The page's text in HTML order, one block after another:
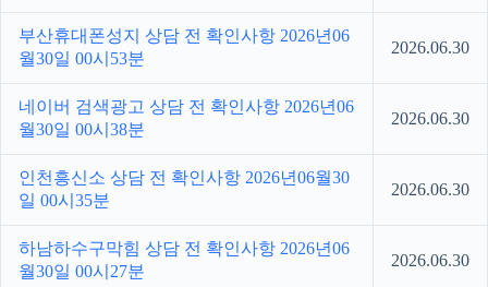
부산휴대폰성지 상담 전 확인사항 2026년06
월30일 00시53분
2026.06.30
네이버 검색광고 상담 전 확인사항 2026년06
월30일 00시38분
2026.06.30
인천흥신소 상담 전 확인사항 2026년06월30
일 00시35분
2026.06.30
하남하수구막힘 상담 전 확인사항 2026년06
월30일 00시27분
2026.06.30